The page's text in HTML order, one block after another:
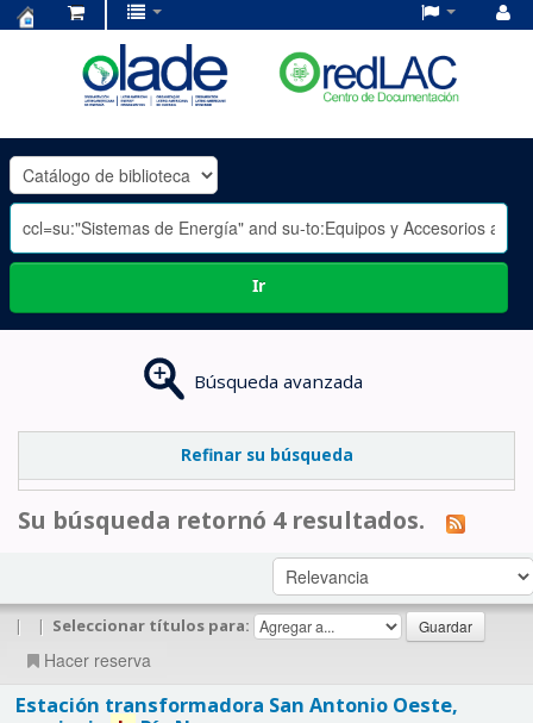
OLADE
-
Ir
Búsqueda avanzada
Refinar su búsqueda
Su búsqueda retornó 4 resultados.
| | Seleccionar títulos para:
Hacer reserva
Estación transformadora San Antonio Oeste,